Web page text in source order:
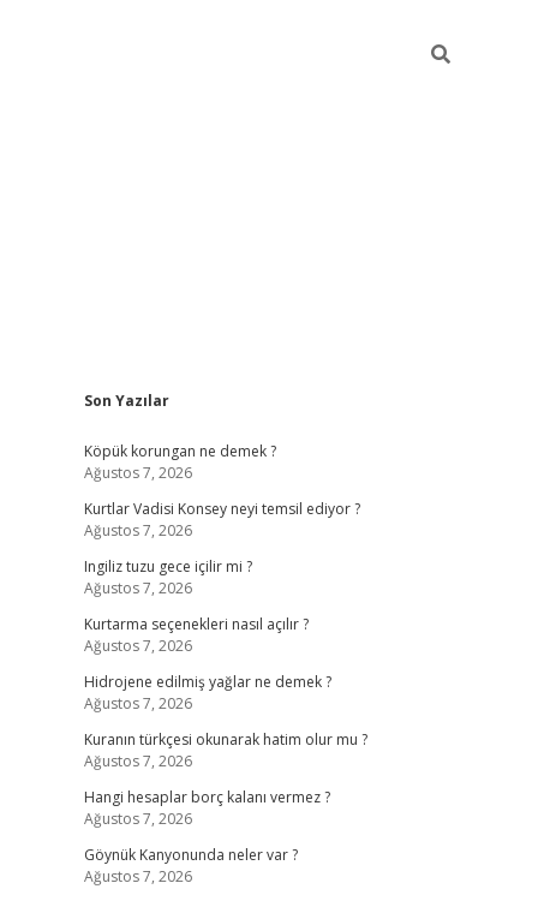
Sidebar
Son Yazılar
Köpük korungan ne demek ?
Ağustos 7, 2026
Kurtlar Vadisi Konsey neyi temsil ediyor ?
Ağustos 7, 2026
Ingiliz tuzu gece içilir mi ?
Ağustos 7, 2026
Kurtarma seçenekleri nasıl açılır ?
Ağustos 7, 2026
Hidrojene edilmiş yağlar ne demek ?
Ağustos 7, 2026
Kuranın türkçesi okunarak hatim olur mu ?
Ağustos 7, 2026
Hangi hesaplar borç kalanı vermez ?
Ağustos 7, 2026
Göynük Kanyonunda neler var ?
Ağustos 7, 2026
betcivdcasino güncel giriş